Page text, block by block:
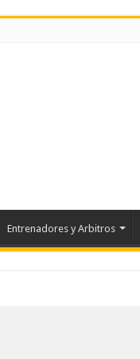
Entrenadores y Arbitros